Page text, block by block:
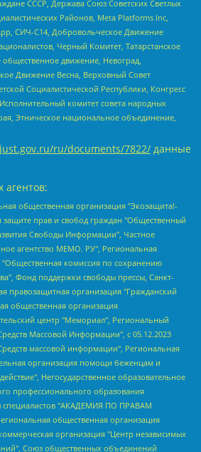
СССР, Держава Союз Советских Светлых
Районов, Meta Platforms Inc,
СИЧ-С14, Добровольческое Движение
Черный Комитет, Татарстанское
общественное движение, Невоград,
Движение Весна, Верховный Совет
Социалистической Республики, Конгресс
комитет совета народных
Этническое национальное объединение,
ru/documents/7822/ данные
агентов:
Маетная Елизавета Витальевна, Маняхин Петр Борисович, Чуракова Ольга Владимировна, Ярош Юлия Петровна, Юридическое лицо "The Insider SIA", зарегистрированное в Риге, Латвийская Республика (дата регистрации 26.06.2015), являющееся администратором доменного имени интернет-издания "The Insider SIA", https://theins.ru, Постернак Алексей Евгеньевич, Рубин Михаил Аркадьевич, Анин Роман Александрович, Юридическое лицо Istories fonds, зарегистрированное в Латвийской Республике (регистрационный номер 50008295751, дата регистрации 24.02.2020), Великовский Дмитрий Александрович, Долинина Ирина Николаевна, Мароховская Алеся Алексеевна, Шлейнов Роман Юрьевич, Шмагун Олеся Валентиновна, Общество с ограниченной ответственностью "Альтаир 2021", Общество с ограниченной ответственностью "Вега 2021", Общество с ограниченной ответственностью "Главный редактор 2021", Общество с ограниченной ответственностью "Ромашки монолит", Важенков Артем Валерьевич, Ивановская областная общественная организация "Центр гендерных исследований", Гурман Юрий Альбертович, Медиапроект "ОВД-Инфо", Егоров Владимир Владимирович, Жилинский Владимир Александрович, Общество с ограниченной ответственностью "ЗП", Иванова София Юрьевна, Карезина Инна Павловна, Кильтау Екатерина Викторовна, Петров Алексей Викторович, Пискунов Сергей Евгеньевич, Смирнов Сергей Сергеевич, Тихонов Михаил Сергеевич, Общество с ограниченной ответственностью "ЖУРНАЛИСТ-ИНОСТРАННЫЙ АГЕНТ", Арапова Галина Юрьевна, Вольтская Татьяна Анатольевна, Американская компания "Mason G.E.S. Anonymous Foundation" (США), являющаяся владельцем интернет-издания https://mnews.world/, Компания "Stichting Bellingcat", зарегистрированная в Нидерландах (дата регистрации 11.07.2018), Захаров Андрей Вячеславович, Клепиковская Екатерина Дмитриевна, Общество с ограниченной ответственностью "МЕМО", Перл Роман Александрович, Симонов Евгений Алексеевич, Соловьева Елена Анатольевна, Сотников Даниил Владимирович, Сурначева Елизавета Дмитриевна, Автономная некоммерческая организация по защите прав человека и информированию населения "Якутия – Наше Мнение", Общество с ограниченной ответственностью "Москоу диджитал медиа", с 26.01.2023 Общество с ограниченной ответственностью "Чайка Белые сады", Ветошкина Валерия Валерьевна, Заговора Максим Александрович, Межрегиональное общественное движение "Российская ЛГБТ - сеть", Оленичев Максим Владимирович, Павлов Иван Юрьевич, Скворцова Елена Сергеевна, Общество с ограниченной ответственностью "Как бы инагент", Кочетков Игорь Викторович, Общество с ограниченной ответственностью "Честные выборы", Еланчик Олег Александрович, Общество с ограниченной ответственностью "Нобелевский призыв", Гималова Регина Эмилевна, Григорьев Андрей Валерьевич, Григорьева Алина Александровна, Ассоциация по содействию защите прав призывников, альтернативнослужащих и военнослужащих "Правозащитная группа "Гражданин.Армия.Право", Хисамова Регина Фаритовна, Автономная некоммерческая организация по реализации социально-правовых программ "Лилит", Дальневосточное общественное движение "Маяк", Санкт-Петербургская ЛГБТ-инициативная группа "Выход", Инициативная группа ЛГБТ+ "Реверс", Алексеев Андрей Викторович, Бекбулатова Таисия Львовна, Беляев Иван Михайлович, Владыкина Елена Сергеевна, Гельман Марат Александрович, Никульшина Вероника Юрьевна, Толоконникова Надежда Андреевна, Шендерович Виктор Анатольевич, Общество с ограниченной ответственностью "Данное сообщение", Общество с ограниченной ответственностью Издательский дом "Новая глава", Айнбиндер Александра Александровна, Московский комьюнити-центр для ЛГБТ+инициатив, Благотворительный фонд развития филантропии, Deutsche Welle (Германия, Kurt-Schumacher-Strasse 3, 53113 Bonn), Борзунова Мария Михайловна, Воробьев Виктор Викторович, Голубева Анна Львовна, Константинова Алла Михайловна, Малкова Ирина Владимировна, Мурадов Мурад Абдулгалимович, Осетинская Елизавета Николаевна, Понасенков Евгений Николаевич, Ганапольский Матвей Юрьевич, Киселев Евгений Алексеевич, Борухович Ирина Григорьевна, Дремин Иван Тимофеевич, Дубровский Дмитрий Викторович, Красноярская региональная общественная организация поддержки и развития альтернативных образовательных технологий и межкультурных коммуникаций "ИНТЕРРА", Маяковская Екатерина Алексеевна, Фейгин Марк Захарович, Филимонов Андрей Викторович, Дзугкоева Регина Николаевна, Доброхотов Роман Александрович, Дудь Юрий Александрович, Елкин Сергей Владимирович, Кругликов Кирилл Игоревич, Сабунаева Мария Леонидовна, Семенов Алексей Владимирович, Шаинян Карен Багратович, Шульман Екатерина Михайловна, Асафьев Артур Валерьевич, Вахштайн Виктор Семенович, Венедиктов Алексей Алексеевич, Лушникова Екатерина Евгеньевна, Волков Леонид Михайлович, Невзоров Александр Глебович, Пархоменко Сергей Борисович, Сироткин Ярослав Николаевич, Кара-Мурза Владимир Владимирович, Баранова Наталья Владимировна, Гозман Леонид Яковлевич, Кагарлицкий Борис Юльевич, Климарев Михаил Валерьевич, Милов Владимир Станиславович, Автономная некоммерческая организация Краснодарский центр современного искусства "Типография", Моргенштерн Алишер Тагирович, Соболь Любовь Эдуардовна, Общество с ограниченной ответственностью "ЛИЗА НОРМ", Каспаров Гарри Кимович, Ходорковский Михаил Борисович, Общество с ограниченной ответственностью "Апрельские тезисы", Данилович Ирина Брониславовна, Кашин Олег Владимирович, Петров Николай Владимирович, Пивоваров Алексей Владимирович, Соколов Михаил Владимирович, Цветкова Юлия Владимировна, Чичваркин Евгений Александрович, Комитет против пыток/Команда против пыток, Общество с ограниченной ответственностью "Первый научный", Общество с ограниченной ответственностью "Вертолет и ко", Белоцерковская Вероника Борисовна, Кац Максим Евгеньевич, Лазарева Татьяна Юрьевна, Шаведдинов Руслан Табризович, Яшин Илья Валерьевич, Общество с ограниченной ответственностью "Иноагент ААВ", Алешковский Дмитрий Петрович, Альбац Евгения Марковна, Быков Дмитрий Львович, Галямина Юлия Евгеньевна, Лойко Сергей Леонидович, Мартынов Кирилл Константинович, Медведев Сергей Александрович, Крашенинников Федор Геннадиевич, Гордеева Катерина Вл